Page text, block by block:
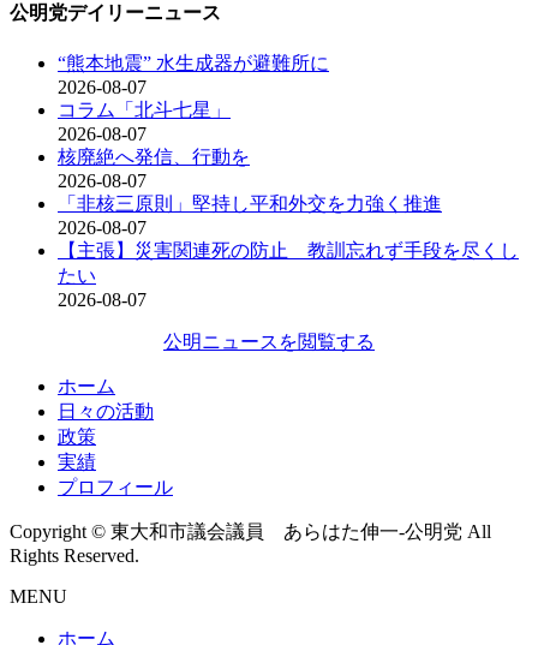
公明党デイリーニュース
“熊本地震” 水生成器が避難所に
2026-08-07
コラム「北斗七星」
2026-08-07
核廃絶へ発信、行動を
2026-08-07
「非核三原則」堅持し平和外交を力強く推進
2026-08-07
【主張】災害関連死の防止 教訓忘れず手段を尽くし
たい
2026-08-07
公明ニュースを閲覧する
ホーム
日々の活動
政策
実績
プロフィール
Copyright © 東大和市議会議員 あらはた伸一-公明党 All
Rights Reserved.
MENU
ホーム